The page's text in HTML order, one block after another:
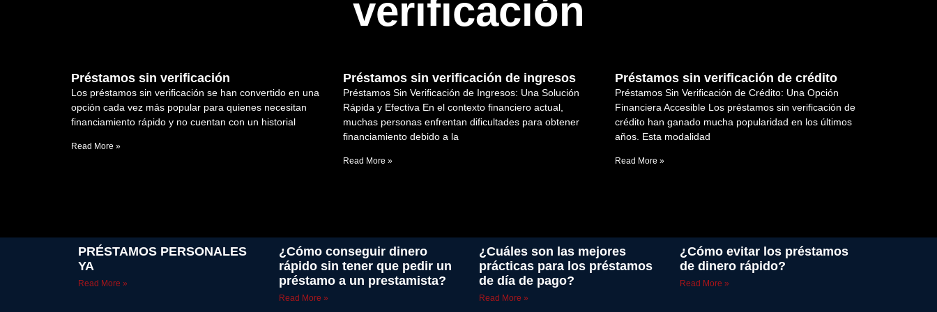
verificación
Préstamos sin verificación
Los préstamos sin verificación se han convertido en una
opción cada vez más popular para quienes necesitan
financiamiento rápido y no cuentan con un historial
Read More »
Préstamos sin verificación de ingresos
Préstamos Sin Verificación de Ingresos: Una Solución
Rápida y Efectiva En el contexto financiero actual,
muchas personas enfrentan dificultades para obtener
financiamiento debido a la
Read More »
Préstamos sin verificación de crédito
Préstamos Sin Verificación de Crédito: Una Opción
Financiera Accesible Los préstamos sin verificación de
crédito han ganado mucha popularidad en los últimos
años. Esta modalidad
Read More »
PRÉSTAMOS PERSONALES
YA
Read More »
¿Cómo conseguir dinero
rápido sin tener que pedir un
préstamo a un prestamista?
Read More »
¿Cuáles son las mejores
prácticas para los préstamos
de día de pago?
Read More »
¿Cómo evitar los préstamos
de dinero rápido?
Read More »